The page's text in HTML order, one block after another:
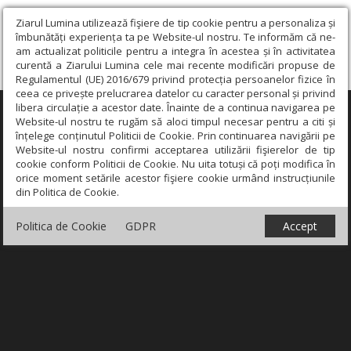
Ziarul Lumina utilizează fişiere de tip cookie pentru a personaliza și
îmbunătăți experiența ta pe Website-ul nostru. Te informăm că ne-
am actualizat politicile pentru a integra în acestea și în activitatea
curentă a Ziarului Lumina cele mai recente modificări propuse de
Regulamentul (UE) 2016/679 privind protecția persoanelor fizice în
ceea ce privește prelucrarea datelor cu caracter personal și privind
libera circulație a acestor date. Înainte de a continua navigarea pe
Website-ul nostru te rugăm să aloci timpul necesar pentru a citi și
înțelege conținutul Politicii de Cookie. Prin continuarea navigării pe
Website-ul nostru confirmi acceptarea utilizării fişierelor de tip
cookie conform Politicii de Cookie. Nu uita totuși că poți modifica în
orice moment setările acestor fişiere cookie urmând instrucțiunile
din Politica de Cookie.
Politica de Cookie GDPR Accept
×